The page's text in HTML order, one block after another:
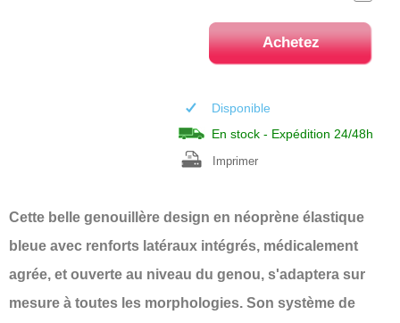
Achetez
Disponible
En stock - Expédition 24/48h
Imprimer
Cette belle genouillère design en néoprène élastique
bleue avec renforts latéraux intégrés, médicalement
agrée, et ouverte au niveau du genou, s'adaptera sur
mesure à toutes les morphologies. Son système de